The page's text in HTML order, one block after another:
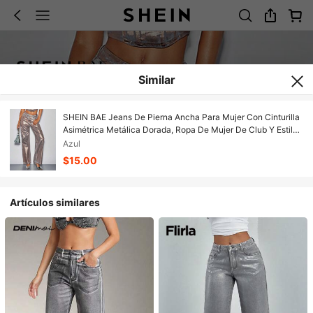
Similar
SHEIN BAE Jeans De Pierna Ancha Para Mujer Con Cinturilla
Asimétrica Metálica Dorada, Ropa De Mujer De Club Y Estilo
Occidental
Azul
$15.00
Artículos similares